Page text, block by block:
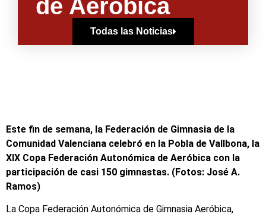
de Aeróbica
Todas las Noticias
Este fin de semana, la Federación de Gimnasia de la
Comunidad Valenciana celebró en la Pobla de Vallbona, la
XIX Copa Federación Autonómica de Aeróbica con la
participación de casi 150 gimnastas. (Fotos: José A.
Ramos)
La Copa Federación Autonómica de Gimnasia Aeróbica,